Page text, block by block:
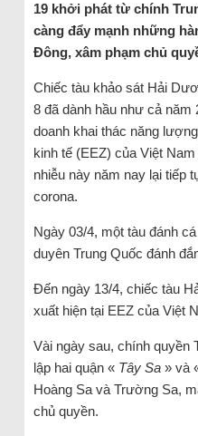
19 khởi phát từ chính
càng đẩy mạnh những
Đông, xâm phạm chủ
Chiếc tàu khảo sát Hải
8 đã dành hầu như cả năm
doanh khai thác năng
kinh tế (EEZ) của Việt
nhiễu này năm nay lại tiếp
corona.
Ngày 03/4, một tàu đánh
duyên Trung Quốc đánh
Đến ngày 13/4, chiếc tàu
xuất hiện tại EEZ của Việt
Vài ngày sau, chính quyền
lập hai quận « Tây Sa» và
Hoàng Sa và Trường Sa,
chủ quyền.